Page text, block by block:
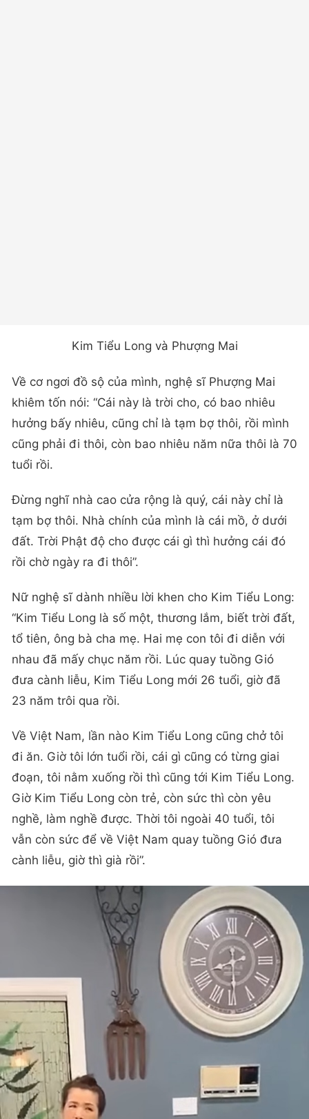
Kim Tiểu Long và Phượng Mai
Về cơ ngơi đồ sộ của mình, nghệ sĩ Phượng Mai
khiêm tốn nói: “Cái này là trời cho, có bao nhiêu
hưởng bấy nhiêu, cũng chỉ là tạm bợ thôi, rồi mình
cũng phải đi thôi, còn bao nhiêu năm nữa thôi là 70
tuổi rồi.
Đừng nghĩ nhà cao cửa rộng là quý, cái này chỉ là
tạm bợ thôi. Nhà chính của mình là cái mồ, ở dưới
đất. Trời Phật độ cho được cái gì thì hưởng cái đó
rồi chờ ngày ra đi thôi”.
Nữ nghệ sĩ dành nhiều lời khen cho Kim Tiểu Long:
“Kim Tiểu Long là số một, thương lắm, biết trời đất,
tổ tiên, ông bà cha mẹ. Hai mẹ con tôi đi diễn với
nhau đã mấy chục năm rồi. Lúc quay tuồng Gió
đưa cành liễu, Kim Tiểu Long mới 26 tuổi, giờ đã
23 năm trôi qua rồi.
Về Việt Nam, lần nào Kim Tiểu Long cũng chở tôi
đi ăn. Giờ tôi lớn tuổi rồi, cái gì cũng có từng giai
đoạn, tôi nằm xuống rồi thì cũng tới Kim Tiểu Long.
Giờ Kim Tiểu Long còn trẻ, còn sức thì còn yêu
nghề, làm nghề được. Thời tôi ngoài 40 tuổi, tôi
vẫn còn sức để về Việt Nam quay tuồng Gió đưa
cành liễu, giờ thì già rồi”.